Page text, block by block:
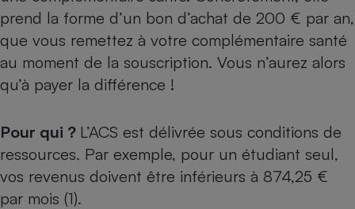
prend la forme d’un bon d’achat de 200 € par an,
que vous remettez à votre complémentaire santé
au moment de la souscription. Vous n’aurez alors
qu’à payer la différence !
Pour qui ? L’ACS est délivrée sous conditions de
ressources. Par exemple, pour un étudiant seul,
vos revenus doivent être inférieurs à 874,25 €
par mois (1).
Complément
alimentaire
bouteille
Assurance emprunteur
Banque
Petit électroménager -
Matelas
Mutuelle